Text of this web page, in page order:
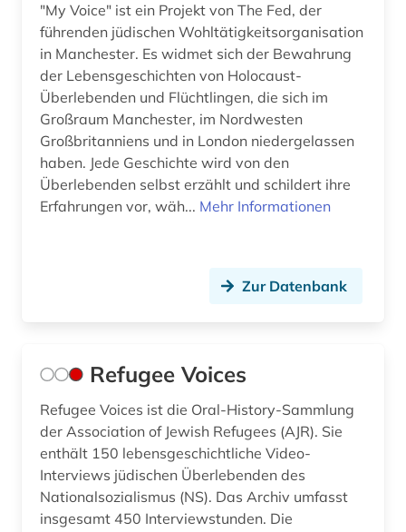
"My Voice" ist ein Projekt von The Fed, der
führenden jüdischen Wohltätigkeitsorganisation
in Manchester. Es widmet sich der Bewahrung
der Lebensgeschichten von Holocaust-
Überlebenden und Flüchtlingen, die sich im
Großraum Manchester, im Nordwesten
Großbritanniens und in London niedergelassen
haben. Jede Geschichte wird von den
Überlebenden selbst erzählt und schildert ihre
Erfahrungen vor, wäh... Mehr Informationen
Zur Datenbank
Refugee Voices
Refugee Voices ist die Oral-History-Sammlung
der Association of Jewish Refugees (AJR). Sie
enthält 150 lebensgeschichtliche Video-
Interviews jüdischen Überlebenden des
Nationalsozialismus (NS). Das Archiv umfasst
insgesamt 450 Interviewstunden. Die